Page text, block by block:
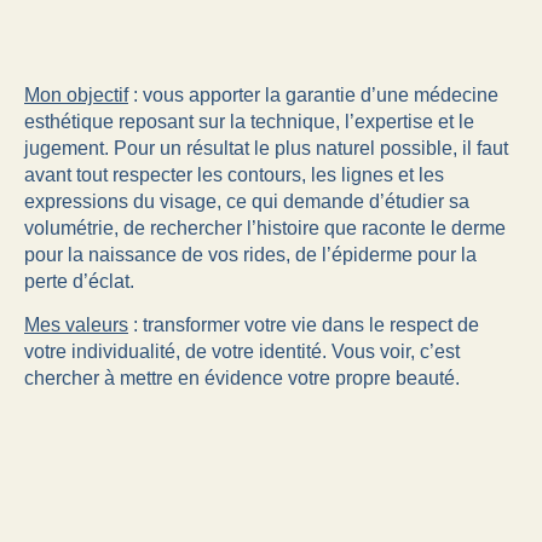
Mon objectif: vous apporter la garantie d’une médecine
esthétique reposant sur la technique, l’expertise et le
jugement. Pour un résultat le plus naturel possible, il faut
avant tout respecter les contours, les lignes et les
expressions du visage, ce qui demande d’étudier sa
volumétrie, de rechercher l’histoire que raconte le derme
pour la naissance de vos rides, de l’épiderme pour la
perte d’éclat.
Mes valeurs : transformer votre vie dans le respect de
votre individualité, de votre identité. Vous voir, c’est
chercher à mettre en évidence votre propre beauté.